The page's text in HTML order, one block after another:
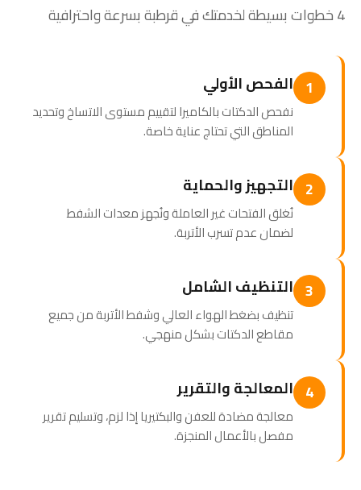
4 خطوات بسيطة لخدمتك في قرطبة بسرعة واحترافية
1 الفحص الأولي
نفحص الدكتات بالكاميرا لتقييم مستوى الاتساخ وتحديد
المناطق التي تحتاج عناية خاصة.
2 التجهيز والحماية
نُغلق الفتحات غير العاملة ونُجهز معدات الشفط
لضمان عدم تسرب الأتربة.
3 التنظيف الشامل
تنظيف بضغط الهواء العالي وشفط الأتربة من جميع
مقاطع الدكتات بشكل منهجي.
4 المعالجة والتقرير
معالجة مضادة للعفن والبكتيريا إذا لزم، وتسليم تقرير
مفصل بالأعمال المنجزة.